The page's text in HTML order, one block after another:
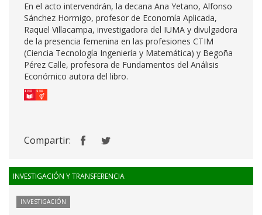
En el acto intervendrán, la decana Ana Yetano, Alfonso
Sánchez Hormigo, profesor de Economía Aplicada,
Raquel Villacampa, investigadora del IUMA y divulgadora
de la presencia femenina en las profesiones CTIM
(Ciencia Tecnología Ingeniería y Matemática) y Begoña
Pérez Calle, profesora de Fundamentos del Análisis
Económico autora del libro.
Compartir:
INVESTIGACIÓN Y TRANSFERENCIA
INVESTIGACIÓN